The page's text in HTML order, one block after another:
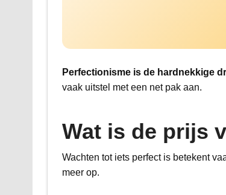
Perfectionisme is de hardnekkige
vaak uitstel met een net pak aan.
Wat is de prijs
Wachten tot iets perfect is betekent
meer op.